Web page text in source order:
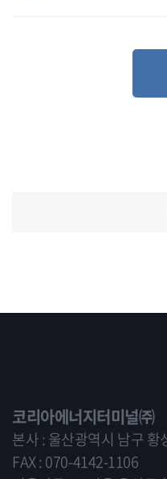
코리아에너지터미널㈜
본사 : 울산광역시 남구 황
FAX : 070-4142-1106